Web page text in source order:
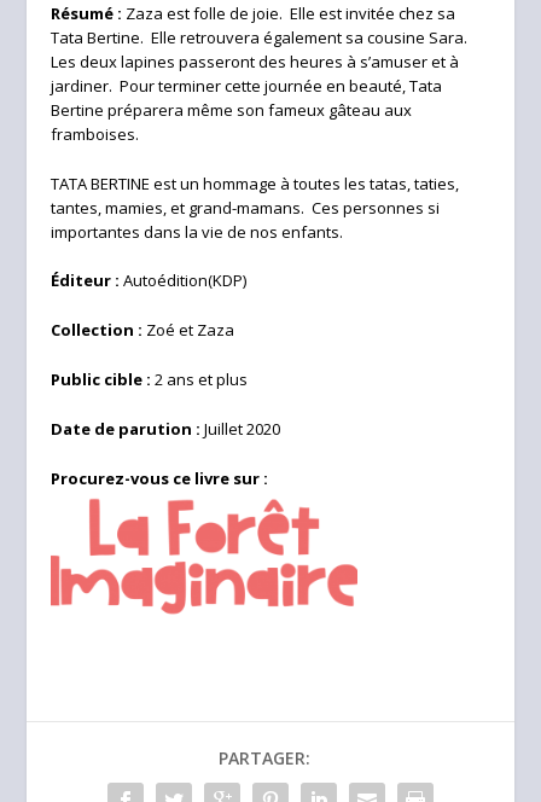
Résumé : Zaza est folle de joie. Elle est invitée chez sa
Tata Bertine. Elle retrouvera également sa cousine Sara.
Les deux lapines passeront des heures à s’amuser et à
jardiner. Pour terminer cette journée en beauté, Tata
Bertine préparera même son fameux gâteau aux
framboises.
TATA BERTINE est un hommage à toutes les tatas, taties,
tantes, mamies, et grand-mamans. Ces personnes si
importantes dans la vie de nos enfants.
Éditeur : Autoédition(KDP)
Collection : Zoé et Zaza
Public cible : 2 ans et plus
Date de parution : Juillet 2020
Procurez-vous ce livre sur :
PARTAGER: